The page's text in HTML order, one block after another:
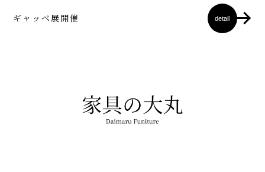
ギャッベ展開催 detail